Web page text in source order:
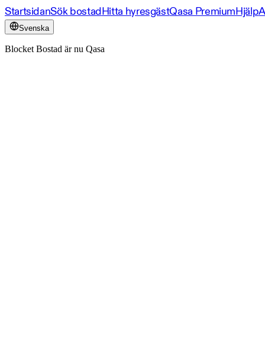
StartsidanSök bostadHitta hyresgästQasa PremiumHjälp
Svenska
Blocket Bostad är nu Qasa